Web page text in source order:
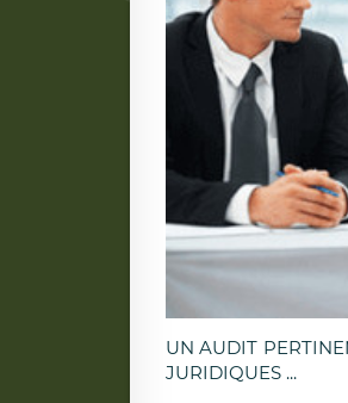
UN AUDIT
JURIDIQUES ...